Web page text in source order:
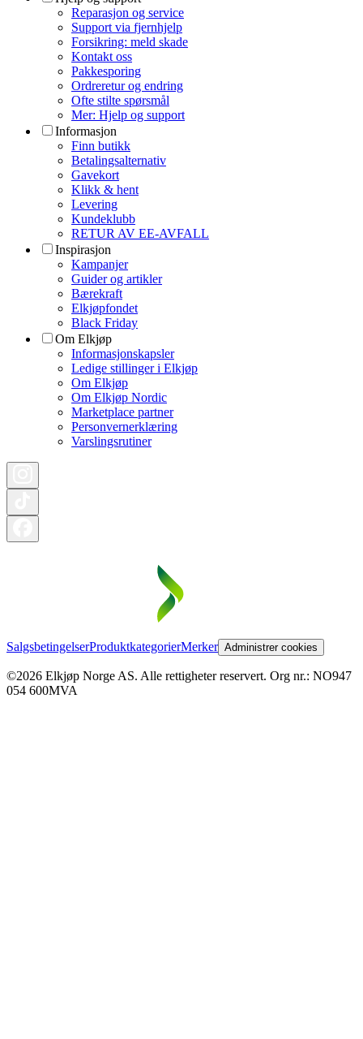
Reparasjon og service
Support via fjernhjelp
Forsikring: meld skade
Kontakt oss
Pakkesporing
Ordreretur og endring
Ofte stilte spørsmål
Mer: Hjelp og support
Informasjon
Finn butikk
Betalingsalternativ
Gavekort
Klikk & hent
Levering
Kundeklubb
RETUR AV EE-AVFALL
Inspirasjon
Kampanjer
Guider og artikler
Bærekraft
Elkjøpfondet
Black Friday
Om Elkjøp
Informasjonskapsler
Ledige stillinger i Elkjøp
Om Elkjøp
Om Elkjøp Nordic
Marketplace partner
Personvernerklæring
Varslingsrutiner
SalgsbetingelserProduktkategorierMerker Administrer cookies
©2026 Elkjøp Norge AS. Alle rettigheter reservert. Org nr.: NO947
054 600MVA